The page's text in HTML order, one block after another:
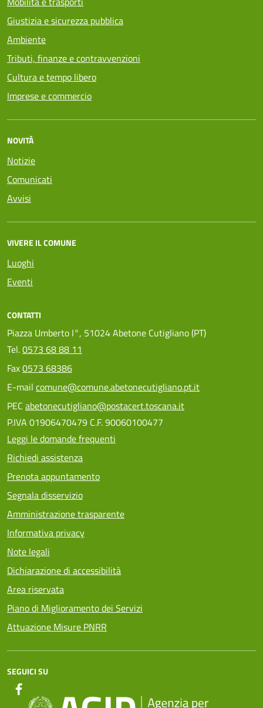
Giustizia e sicurezza pubblica
Ambiente
Tributi, finanze e contravvenzioni
Cultura e tempo libero
Imprese e commercio
NOVITÀ
Notizie
Comunicati
Avvisi
VIVERE IL COMUNE
Luoghi
Eventi
CONTATTI
Piazza Umberto I°, 51024 Abetone Cutigliano (PT)
Tel.0573 68 88 11
Fax0573 68386
E-mail comune@comune.abetonecutigliano.pt.it
PEC abetonecutigliano@postacert.toscana.it
P.IVA 01906470479 C.F. 90060100477
Leggi le domande frequenti
Richiedi assistenza
Prenota appuntamento
Segnala disservizio
Amministrazione trasparente
Informativa privacy
Note legali
Dichiarazione di accessibilità
Area riservata
Piano di Miglioramento dei Servizi
Attuazione Misure PNRR
SEGUICI SU